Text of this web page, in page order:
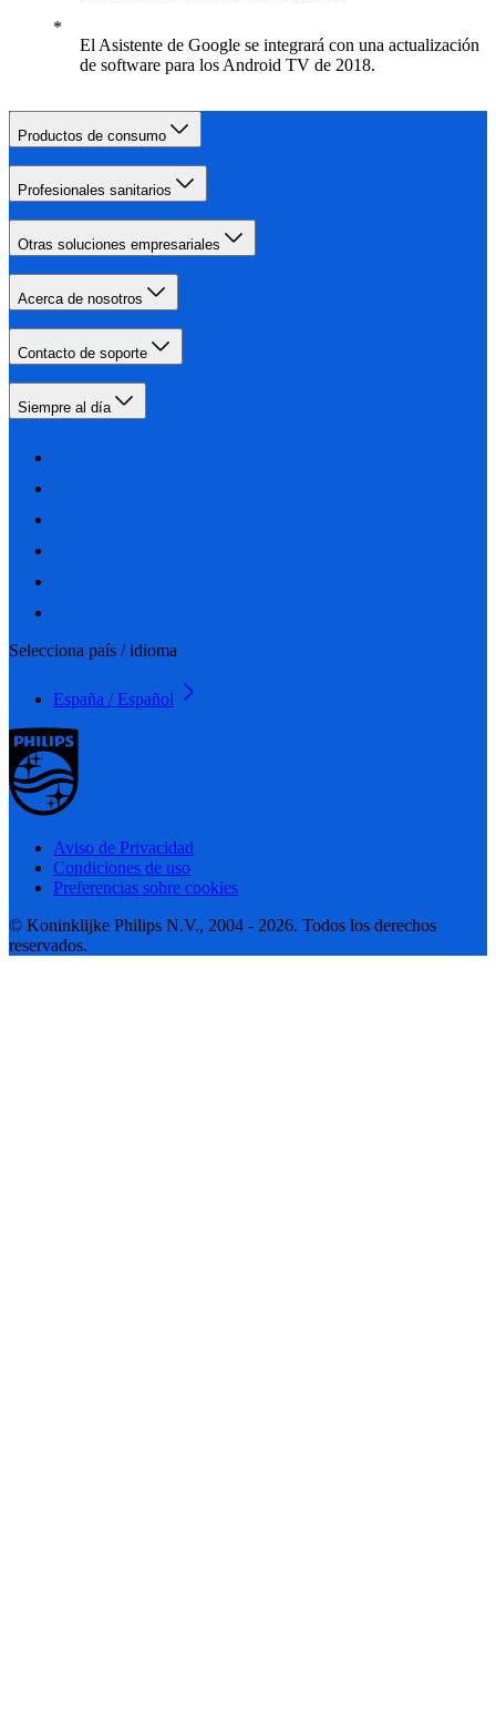
El Asistente de Google se integrará con una actualización
de software para los Android TV de 2018.
Productos de consumo
Profesionales sanitarios
Otras soluciones empresariales
Acerca de nosotros
Contacto de soporte
Siempre al día
Selecciona país / idioma
España / Español
Aviso de Privacidad
Condiciones de uso
Preferencias sobre cookies
© Koninklijke Philips N.V., 2004 - 2026. Todos los derechos
reservados.